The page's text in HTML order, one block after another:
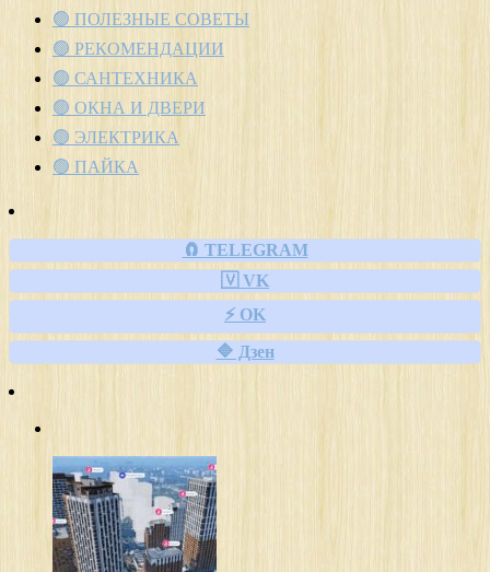
🟢 ПОЛЕЗНЫЕ СОВЕТЫ
🟢 РЕКОМЕНДАЦИИ
🟢 САНТЕХНИКА
🟢 ОКНА И ДВЕРИ
🟢 ЭЛЕКТРИКА
🟢 ПАЙКА
🧲 TELEGRAM
🇻 VK
⚡ OK
🔷 Дзен